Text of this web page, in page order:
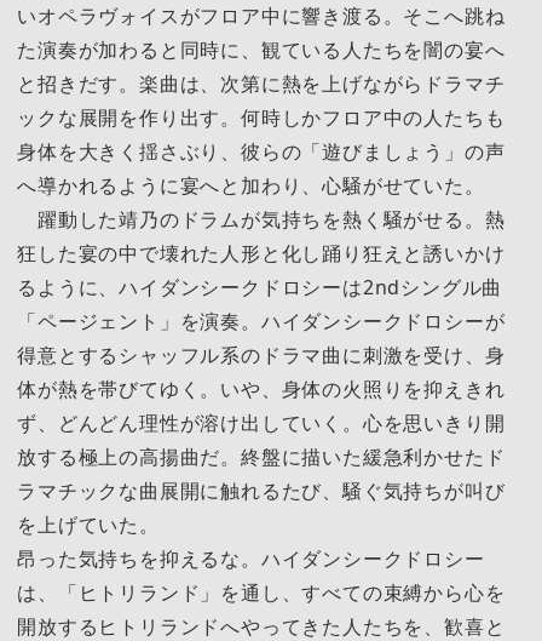
いオペラヴォイスがフロア中に響き渡る。そこへ跳ね
た演奏が加わると同時に、観ている人たちを闇の宴へ
と招きだす。楽曲は、次第に熱を上げながらドラマチ
ックな展開を作り出す。何時しかフロア中の人たちも
身体を大きく揺さぶり、彼らの「遊びましょう」の声
へ導かれるように宴へと加わり、心騒がせていた。
躍動した靖乃のドラムが気持ちを熱く騒がせる。熱
狂した宴の中で壊れた人形と化し踊り狂えと誘いかけ
るように、ハイダンシークドロシーは2ndシングル曲
「ページェント」を演奏。ハイダンシークドロシーが
得意とするシャッフル系のドラマ曲に刺激を受け、身
体が熱を帯びてゆく。いや、身体の火照りを抑えきれ
ず、どんどん理性が溶け出していく。心を思いきり開
放する極上の高揚曲だ。終盤に描いた緩急利かせたド
ラマチックな曲展開に触れるたび、騒ぐ気持ちが叫び
を上げていた。
昂った気持ちを抑えるな。ハイダンシークドロシー
は、「ヒトリランド」を通し、すべての束縛から心を
開放するヒトリランドへやってきた人たちを、歓喜と